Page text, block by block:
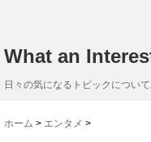
What an
日々の気になるトピックについ
ホーム > エンタメ >